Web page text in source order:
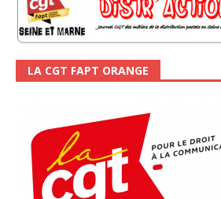
LA CGT FAPT ORANGE